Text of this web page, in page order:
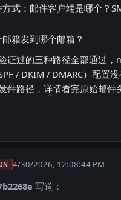
式：邮件客户端是哪个？
箱发到哪个邮箱？
证过的三种路径全部通过，
/ DKIM / DMARC）配置
件路径，详情看完原始邮件
4/30/2026, 12:08:44 PM
写道：